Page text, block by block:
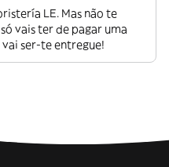
LE. Mas não te
vais ter de pagar uma
ser-te entregue!